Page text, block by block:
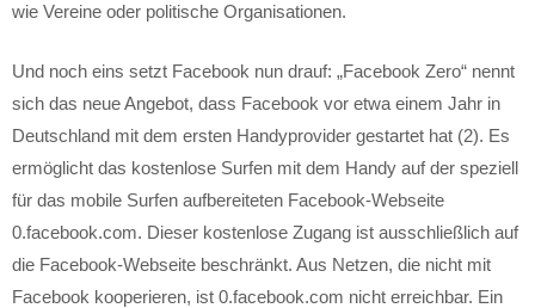
wie Vereine oder politische Organisationen.
Und noch eins setzt Facebook nun drauf: „Facebook Zero“ nennt
sich das neue Angebot, dass Facebook vor etwa einem Jahr in
Deutschland mit dem ersten Handyprovider gestartet hat (2). Es
ermöglicht das kostenlose Surfen mit dem Handy auf der speziell
für das mobile Surfen aufbereiteten Facebook-Webseite
0.facebook.com. Dieser kostenlose Zugang ist ausschließlich auf
die Facebook-Webseite beschränkt. Aus Netzen, die nicht mit
Facebook kooperieren, ist 0.facebook.com nicht erreichbar. Ein